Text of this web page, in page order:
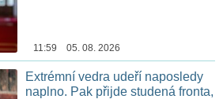
11:59 05. 08. 2026
Extrémní vedra udeří naposledy
naplno. Pak přijde studená fronta,